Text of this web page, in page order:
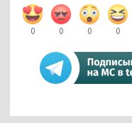
0 0 0 0